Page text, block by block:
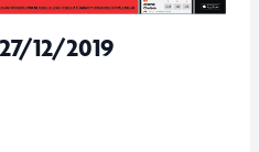
12/2019